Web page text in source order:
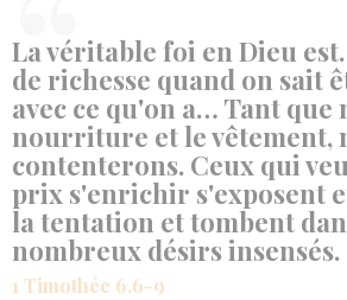
La véritable foi en Dieu
de richesse quand on sait
avec ce qu'on a… Tant que
nourriture et le vêtement,
contenterons. Ceux qui
prix s'enrichir s'exposent
la tentation et tombent
nombreux désirs insensés.
1 Timothée 6.6-9